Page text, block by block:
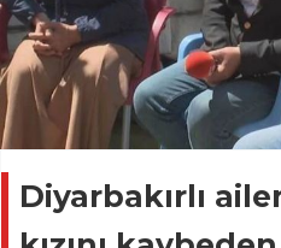
Diyarbakırlı